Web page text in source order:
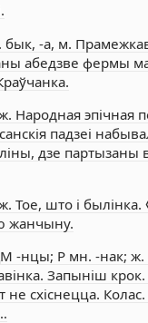
бык, -а, м.
абедзве фермы
Народная эпічная
падзеі
дзе партызаны
Тое, што і
жанчыну.
-нцы; Р мн. -нак; ж.
Запыніш
не схіснецца.